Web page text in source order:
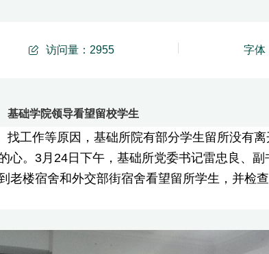
访问量： 2955 字体
基础学院领导看望留校学生
工作等原因，基础所院有部分学生留所没有
心。3月24日下午，基础所党委书记雷忠良、
楼宿舍和外交部街宿舍看望留所学生，并检查